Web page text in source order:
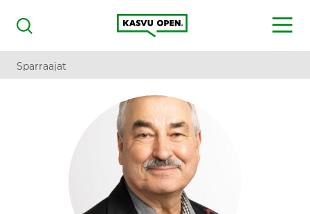
Haku
Kasvu Open
MENU
Sparraajat